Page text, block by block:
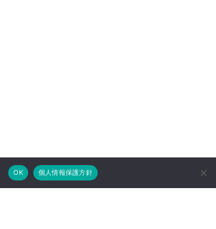
OK 個人情報保護方針